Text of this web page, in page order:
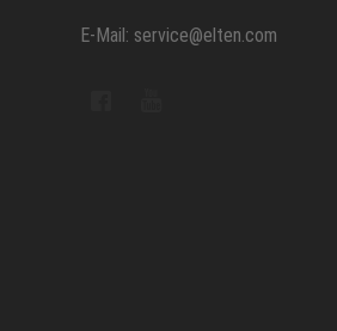
E-Mail: service@elten.com